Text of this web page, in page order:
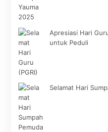
Apresiasi Hari
untuk Peduli
Selamat Hari